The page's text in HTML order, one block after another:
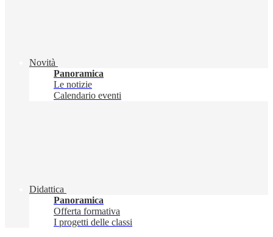
Novità
Panoramica
Le notizie
Calendario eventi
Didattica
Panoramica
Offerta formativa
I progetti delle classi